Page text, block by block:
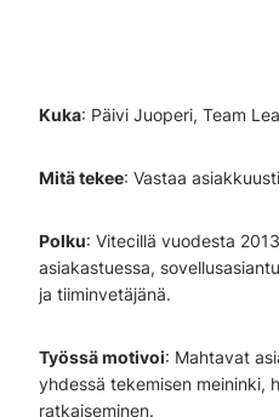
Kuka: Päivi Juoperi, Team
Mitä tekee: Vastaa
Polku: Vitecillä vuodesta
asiakastuessa,
ja tiiminvetäjänä.
Työssä motivoi: Mahtavat
yhdessä tekemisen meininki,
ratkaiseminen.